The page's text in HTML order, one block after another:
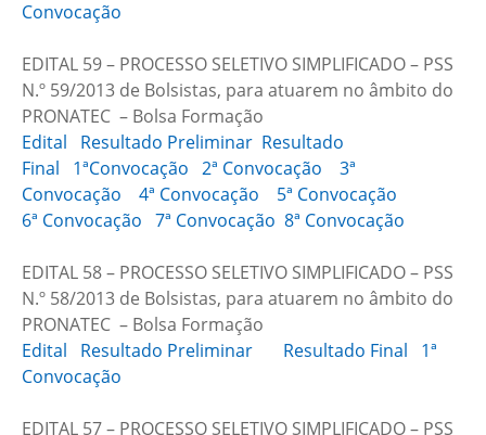
Convocação
EDITAL 59 – PROCESSO SELETIVO SIMPLIFICADO – PSS
N.º 59/2013 de Bolsistas, para atuarem no âmbito do
PRONATEC – Bolsa Formação
Edital
Resultado Preliminar Resultado
Final
1ªConvocação 2ª Convocação
3ª
Convocação
4ª Convocação
5ª Convocação
6ª Convocação 7ª Convocação 8ª Convocação
EDITAL 58 – PROCESSO SELETIVO SIMPLIFICADO – PSS
N.º 58/2013 de Bolsistas, para atuarem no âmbito do
PRONATEC – Bolsa Formação
Edital
Resultado Preliminar Resultado Final
1ª
Convocação
EDITAL 57 – PROCESSO SELETIVO SIMPLIFICADO – PSS